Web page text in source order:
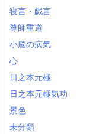
寝言・戯言
尊師重道
小脳の病気
心
日之本元極
日之本元極気功
景色
未分類